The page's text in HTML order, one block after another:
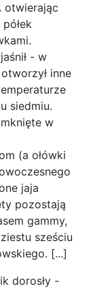
otwierając
- w
inne
siedmiu.
w
(a ołówki
jaja
pozostają
gammy,
sześciu
[...]
dorosły -